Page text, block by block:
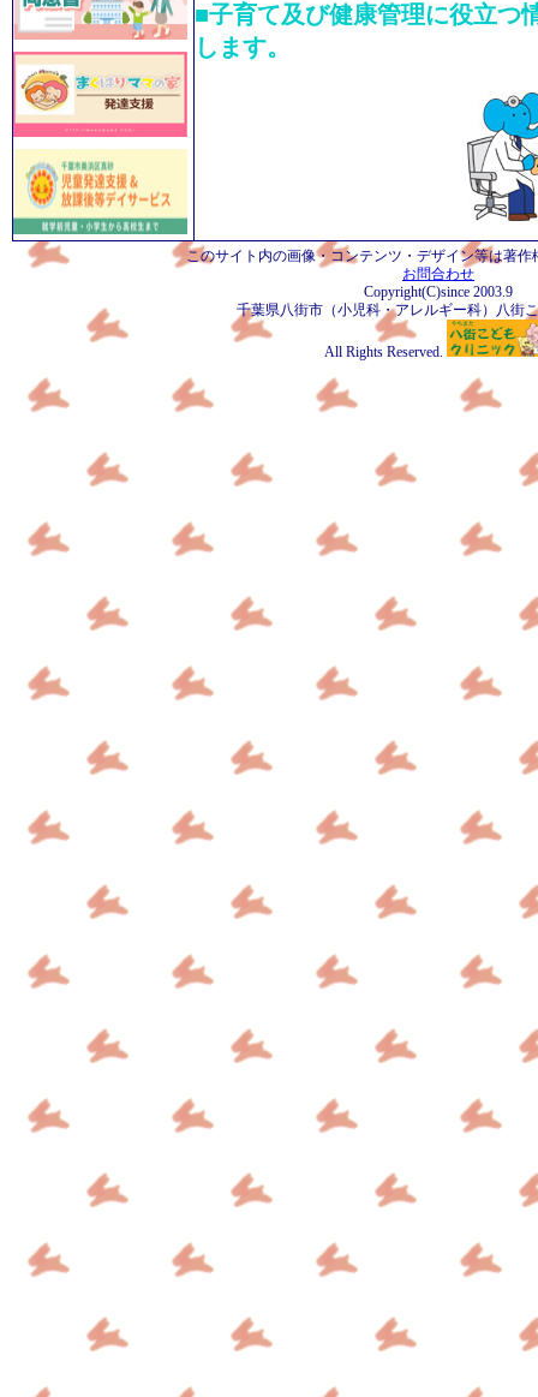
■子育て及び健康管理に役立つ
します。
このサイト内の画像・コンテンツ・デザイン等は著
お問合わせ
Copyright(C)since 2003.9
千葉県八街市（小児科・アレルギー科）八街
All Rights Reserved.